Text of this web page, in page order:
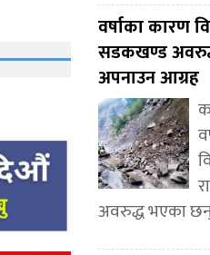
वर्षाका कारण
सडकखण्ड
अपनाउन आग्रह
अवरुद्ध भएका